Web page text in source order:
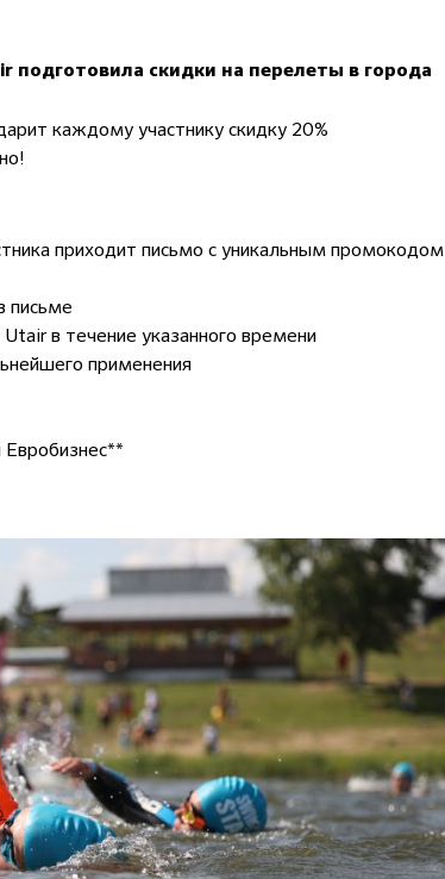
подготовила скидки на перелеты в города
каждому участнику скидку 20%
приходит письмо с уникальным промокодом
письме
в течение указанного времени
применения